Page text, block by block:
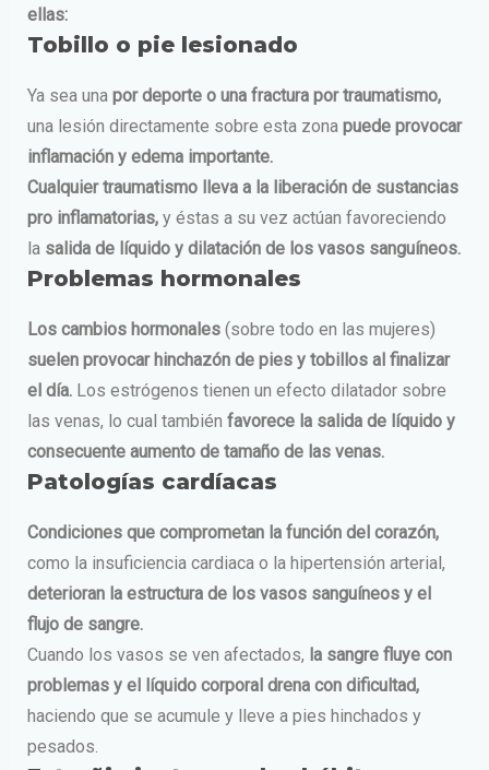
ellas:
Tobillo o pie lesionado
Ya sea una por deporte o una fractura por traumatismo,
una lesión directamente sobre esta zona puede provocar
inflamación y edema importante.
Cualquier traumatismo lleva a la liberación de sustancias
pro inflamatorias,y éstas a su vez actúan favoreciendo
la salida de líquido y dilatación de los vasos sanguíneos.
Problemas hormonales
Los cambios hormonales(sobre todo en las mujeres)
suelen provocar hinchazón de pies y tobillos al finalizar
el día.Los estrógenos tienen un efecto dilatador sobre
las venas, lo cual también favorece la salida de líquido y
consecuente aumento de tamaño de las venas.
Patologías cardíacas
Condiciones que comprometan la función del corazón,
como la insuficiencia cardiaca o la hipertensión arterial,
deterioran la estructura de los vasos sanguíneos y el
flujo de sangre.
Cuando los vasos se ven afectados, la sangre fluye con
problemas y el líquido corporal drena con dificultad,
haciendo que se acumule y lleve a pies hinchados y
pesados.